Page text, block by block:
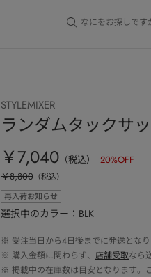
STYLEMIXER
ランダムタックサ
￥7,040 （税込） 20%OFF
￥8,800（税込）
再入荷お知らせ
選択中のカラー：BLK
※ 受注当日から4日後までに発送とな
※ 購入金額に関わらず、 店舗受取なら
※ 掲載中の在庫数は目安となります。